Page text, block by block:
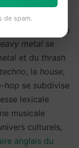
nuances que le
metal se
et du thrash
techno, la house,
hop se subdivise
lexicale
musicale
culturels,
anglais du
de spam.